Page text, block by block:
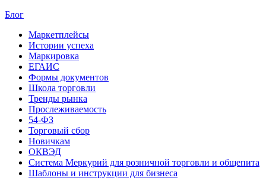
Блог
Маркетплейсы
Истории успеха
Маркировка
ЕГАИС
Формы документов
Школа торговли
Тренды рынка
Прослеживаемость
54-ФЗ
Торговый сбор
Новичкам
ОКВЭД
Система Меркурий для розничной торговли и общепита
Шаблоны и инструкции для бизнеса